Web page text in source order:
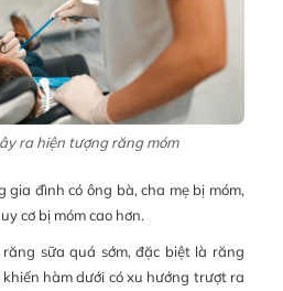
ra hiện tượng răng móm
gia đình có ông bà, cha mẹ bị móm,
cơ bị móm cao hơn.
răng sữa quá sớm, đặc biệt là răng
khiến hàm dưới có xu hướng trượt ra